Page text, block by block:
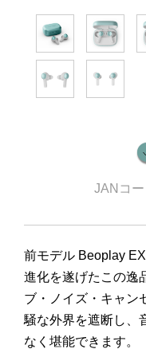
JANコ
前モデル Beoplay
進化を遂げたこの逸
ブ・ノイズ・キャン
騒な外界を遮断し、
なく堪能できます。